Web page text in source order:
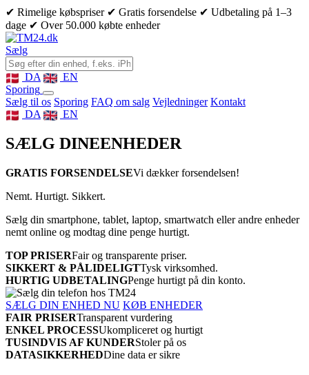
✔ Rimelige købspriser ✔ Gratis forsendelse ✔ Udbetaling på 1–3
dage ✔ Over 50.000 købte enheder
Sælg
DA
EN
Sporing
Sælg til os Sporing FAQ om salg Vejledninger Kontakt
DA
EN
SÆLG DINEENHEDER
GRATIS FORSENDELSEVi dækker forsendelsen!
Nemt. Hurtigt. Sikkert.
Sælg din smartphone, tablet, laptop, smartwatch eller andre enheder
nemt online og modtag dine penge hurtigt.
TOP PRISERFair og transparente priser.
SIKKERT & PÅLIDELIGTTysk virksomhed.
HURTIG UDBETALINGPenge hurtigt på din konto.
SÆLG DIN ENHED NU KØB ENHEDER
FAIR PRISERTransparent vurdering
ENKEL PROCESSUkompliceret og hurtigt
TUSINDVIS AF KUNDERStoler på os
DATASIKKERHEDDine data er sikre